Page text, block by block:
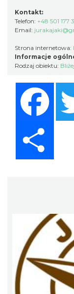
Kontakt:
Telefon: +48 501 177
Email:
Strona internetowa:
Informacje
Rodzaj obiektu: